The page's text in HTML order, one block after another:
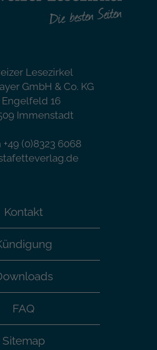
Lesezirkel
GmbH & Co. KG
Engelfeld 16
Immenstadt
(0)8323 6068
Kontakt
FAQ
Sitemap